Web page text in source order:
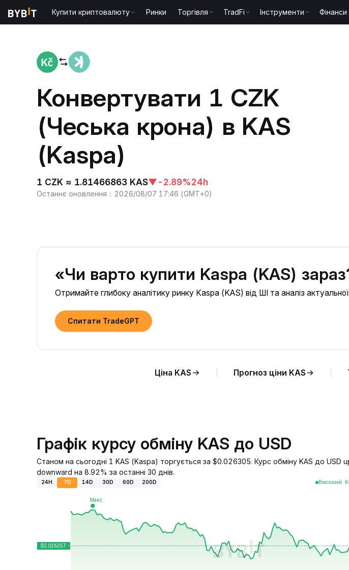
Купити криптовалюту Ринки Торгівля TradFi Інструменти Фінанси
Конвертувати 1 CZK
(Чеська крона) в KAS
(Kaspa)
1 CZK ≈ 1.81466863 KAS▼-2.89%24h
Останнє оновлення ： 2026/08/07 17:46 (GMT+0)
«Чи варто купити Kaspa (KAS)
Отримайте глибоку аналітику ринку Kaspa (KAS) від ШІ та аналіз
Спитати TradeGPT
Ціна KAS Прогноз ціни KAS
Графік курсу обміну KAS до USD
Станом на сьогодні 1 KAS (Kaspa) торгується за $0.026305. Курс обміну KAS до
downward на 8.92% за останні 30 днів.
24H 7D 14D 30D 60D 200D Високий: